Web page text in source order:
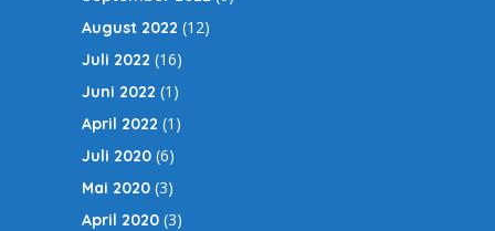
August 2022 (12)
Juli 2022 (16)
Juni 2022 (1)
April 2022 (1)
Juli 2020 (6)
Mai 2020 (3)
April 2020 (3)